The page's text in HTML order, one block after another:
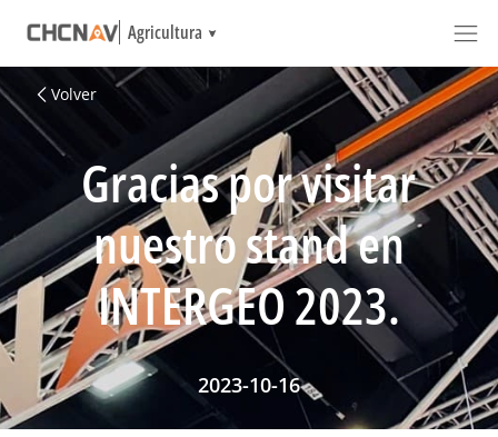
Agricultura
Volver
Gracias por visitar
nuestro stand en
INTERGEO 2023.
2023-10-16